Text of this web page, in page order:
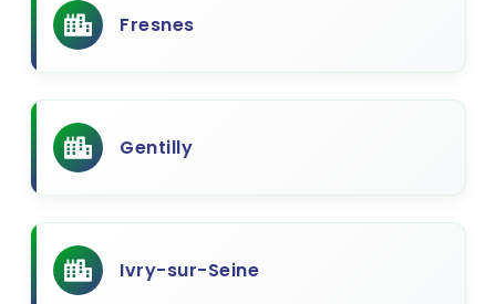
Fresnes
Gentilly
Ivry-sur-Seine